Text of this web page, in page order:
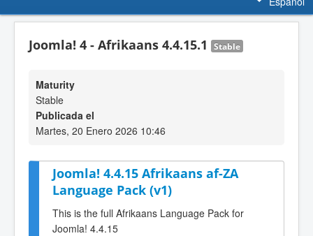
Joomla! 4 - Afrikaans 4.4.15.1 Stable
Maturity
Stable
Publicada el
Martes, 20 Enero 2026 10:46
Joomla! 4.4.15 Afrikaans af-ZA
Language Pack (v1)
This is the full Afrikaans Language Pack for
Joomla! 4.4.15